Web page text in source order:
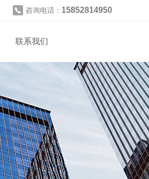
咨询电话： 15852814950
联系我们